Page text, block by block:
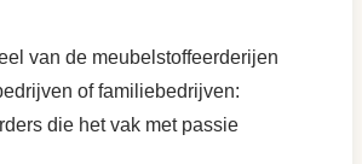
van de meubelstoffeerderijen
of familiebedrijven:
die het vak met passie